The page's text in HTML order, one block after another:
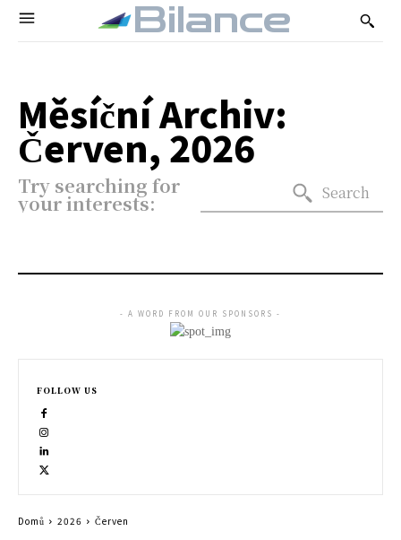
Bilance
Měsíční Archiv:
Červen, 2026
Try searching for
your interests: Search
- A WORD FROM OUR SPONSORS -
FOLLOW US
Domů 2026 Červen